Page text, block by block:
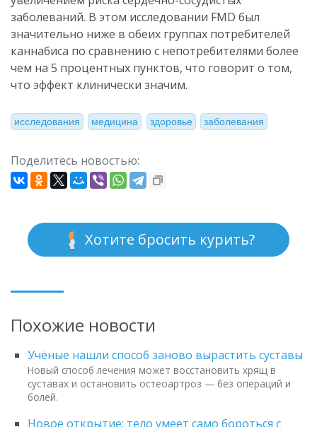
заболеваний. В этом исследовании FMD был
значительно ниже в обеих группах потребителей
каннабиса по сравнению с непотребителями более
чем на 5 процентных пунктов, что говорит о том,
что эффект клинически значим.
исследования медицина здоровье заболевания
Поделитесь новостью:
Хотите бросить курить?
Похожие новости
Учёные нашли способ заново вырастить суставы
Новый способ лечения может восстановить хрящ в
суставах и остановить остеоартроз — без операций и
болей.
Новое открытие: тело умеет само бороться с